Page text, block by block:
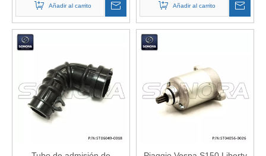
superior
Añadir al carrito
ST04000-0039) Calidad
superior
Añadir al carrito